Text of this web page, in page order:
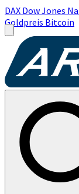
DAX Dow Jones
Goldpreis Bitcoin